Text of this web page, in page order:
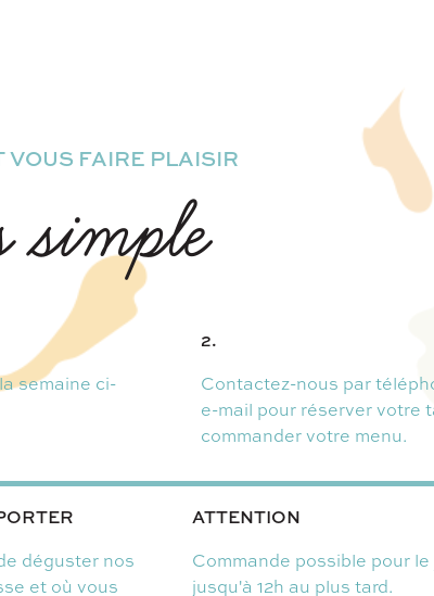
VOUS FAIRE PLAISIR
simple
semaine ci-
2.
Contactez-nous par
e-mail pour réserver votre
commander votre menu.
déguster nos
et où vous
ATTENTION
Commande possible pour
jusqu'à 12h au plus tard.